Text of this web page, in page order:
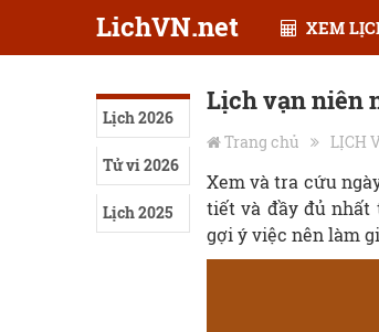
LichVN.net XEM
Lịch 2026
Tử vi 2026
Lịch 2025
Lịch vạn niên
Trang chủ LỊCH
Xem và tra cứu
tiết và đầy đủ
gợi ý việc nên làm